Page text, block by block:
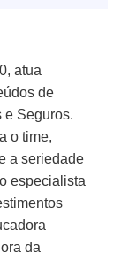
atua
de
e Seguros.
o time,
a seriedade
especialista
da